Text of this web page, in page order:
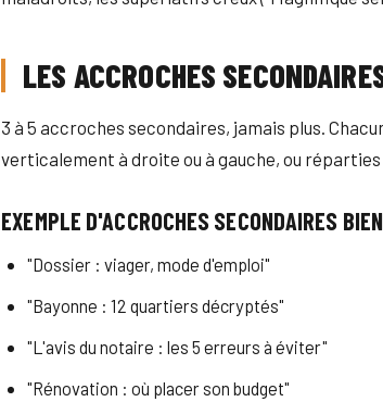
LES ACCROCHES
3 à 5 accroches secondaires, jamais plus.
verticalement à droite ou à gauche, ou réparties
EXEMPLE D'ACCROCHES SECONDAIRES
"Dossier : viager, mode d'emploi"
"Bayonne : 12 quartiers décryptés"
"L'avis du notaire : les 5 erreurs à éviter"
"Rénovation : où placer son budget"